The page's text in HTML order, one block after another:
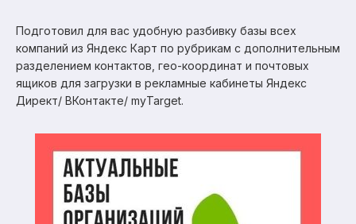
Подготовил для вас удобную разбивку базы всех
компаний из Яндекс Карт по рубрикам с дополнительным
разделением контактов, гео-координат и почтовых
ящиков для загрузки в рекламные кабинеты Яндекс
Директ/ ВКонтакте/ myTarget.